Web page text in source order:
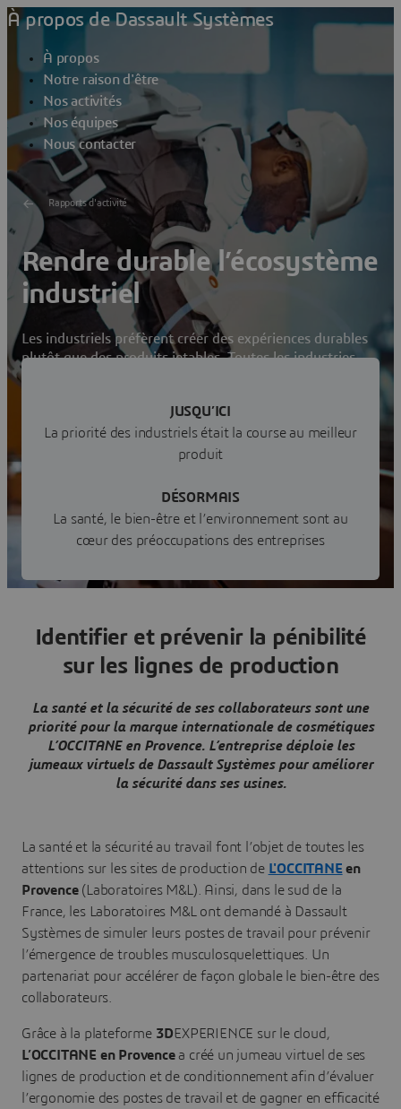
À propos de Dassault Systèmes
À propos
Notre raison d'être
Nos activités
Nos équipes
Nous contacter
Rapports d'activité
Rendre durable l’écosystème
industriel
Les industriels préfèrent créer des expériences durables
plutôt que des produits jetables. Toutes les industries
logistiques plus efficaces. Cela suppose des compétences
nouvelles, d’où l’importance de la formation des jeunes
et de l’apprentissage continu des équipes.
JUSQU’ICI
La priorité des industriels était la course au meilleur
produit
DÉSORMAIS
La santé, le bien-être et l’environnement sont au
cœur des préoccupations des entreprises
Identifier et prévenir la pénibilité
sur les lignes de production
La santé et la sécurité de ses collaborateurs sont une
priorité pour la marque internationale de cosmétiques
L’OCCITANE en Provence. L’entreprise déploie les
jumeaux virtuels de Dassault Systèmes pour améliorer
la sécurité dans ses usines.
La santé et la sécurité au travail font l’objet de toutes les
attentions sur les sites de production de L'OCCITANE en
Provence(Laboratoires M&L). Ainsi, dans le sud de la
France, les Laboratoires M&L ont demandé à Dassault
Systèmes de simuler leurs postes de travail pour prévenir
l’émergence de troubles musculosquelettiques. Un
partenariat pour accélérer de façon globale le bien-être des
collaborateurs.
Grâce à la plateforme 3DEXPERIENCE sur le cloud,
L’OCCITANE en Provencea créé un jumeau virtuel de ses
lignes de production et de conditionnement afin d’évaluer
l’ergonomie des postes de travail et de gagner en efficacité